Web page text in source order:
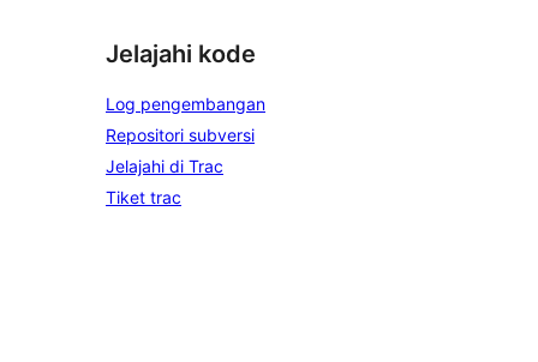
Jelajahi kode
Log pengembangan
Repositori subversi
Jelajahi di Trac
Tiket trac